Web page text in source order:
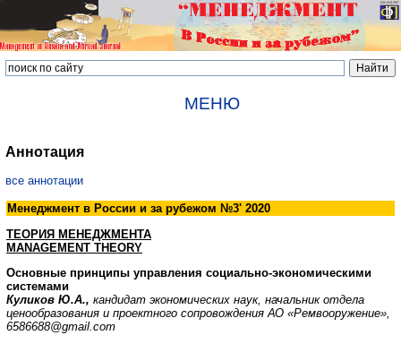
МЕНЮ
Аннотация
все аннотации
Менеджмент в России и за рубежом №3' 2020
ТЕОРИЯ МЕНЕДЖМЕНТА
MANAGEMENT THEORY
Основные принципы управления социально-экономическими
системами
Куликов Ю.А., кандидат экономических наук, начальник отдела
ценообразования и проектного сопровождения АО «Ремвооружение»,
6586688@gmail.com